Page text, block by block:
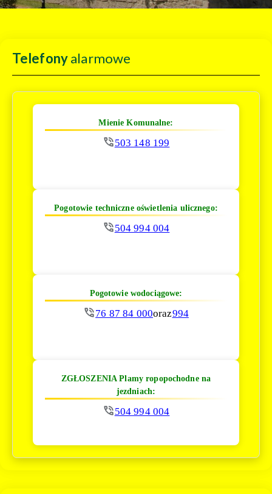
Telefonyalarmowe
Mienie Komunalne:
503 148 199
Pogotowie techniczne oświetlenia ulicznego:
504 994 004
Pogotowie wodociągowe:
76 87 84 000oraz994
ZGŁOSZENIA Plamy ropopochodne na
jezdniach:
504 994 004